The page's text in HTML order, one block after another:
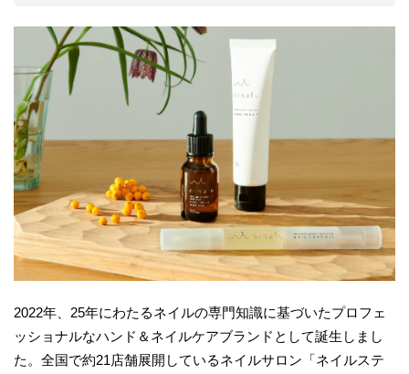
2022年、25年にわたるネイルの専門知識に基づいたプロフェ
ッショナルなハンド＆ネイルケアブランドとして誕生しまし
た。全国で約21店舗展開しているネイルサロン「ネイルステ